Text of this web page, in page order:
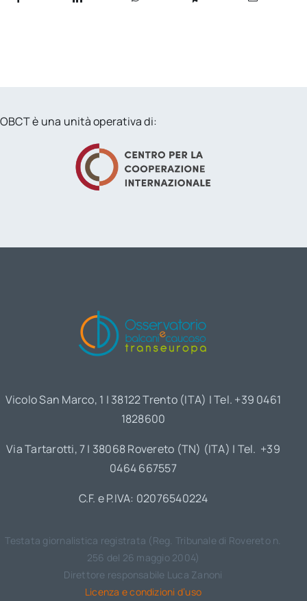
OBCT è una unità operativa di:
Vicolo San Marco, 1 | 38122 Trento (ITA) | Tel. +39 0461
1828600
Via Tartarotti, 7 | 38068 Rovereto (TN) (ITA) | Tel. +39
0464 667557
C.F. e P.IVA: 02076540224
Testata giornalistica registrata (Reg. Tribunale di Rovereto n.
256 del 26 maggio 2004)
Direttore responsabile Luca Zanoni
Licenza e condizioni d’uso